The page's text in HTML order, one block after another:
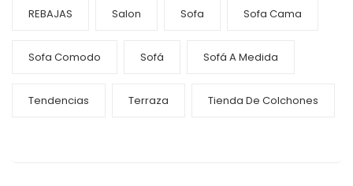
REBAJAS Salon Sofa Sofa Cama
Sofa Comodo Sofá Sofá A Medida
Tendencias Terraza Tienda De Colchones